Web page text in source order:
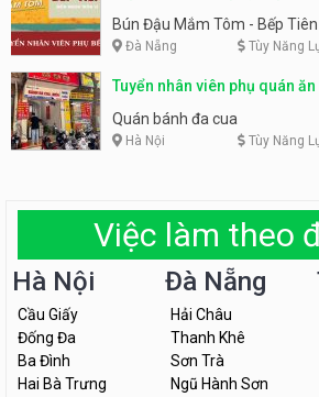
Tiên
Bún Đậu Mắm Tôm - Bếp Tiên
Đà Nẵng Tùy Năng
Tuyển nhân viên phụ quán
Quán bánh đa cua
Hà Nội Tùy Năng
Việc làm theo
Hà Nội
Cầu Giấy
Đống Đa
Ba Đình
Hai Bà Trưng
Đà Nẵng
Hải Châu
Thanh Khê
Sơn Trà
Ngũ Hành Sơn